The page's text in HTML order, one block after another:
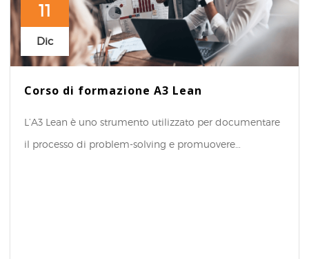
11
Dic
Corso di formazione A3 Lean
L’A3 Lean è uno strumento utilizzato per documentare
il processo di problem-solving e promuovere…